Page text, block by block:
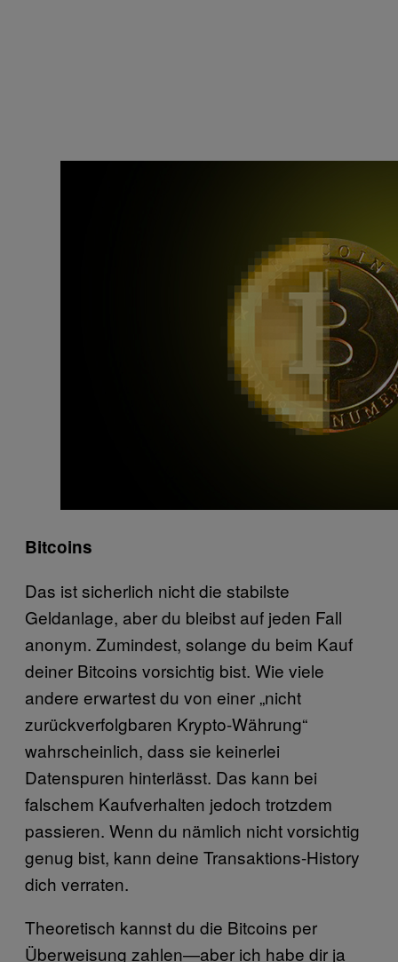
Bitcoins
Das ist sicherlich nicht die stabilste
Geldanlage, aber du bleibst auf jeden Fall
anonym. Zumindest, solange du beim Kauf
deiner Bitcoins vorsichtig bist. Wie viele
andere erwartest du von einer „nicht
zurückverfolgbaren Krypto-Währung“
wahrscheinlich, dass sie keinerlei
Datenspuren hinterlässt. Das kann bei
falschem Kaufverhalten jedoch trotzdem
passieren. Wenn du nämlich nicht vorsichtig
genug bist, kann deine Transaktions-History
dich verraten.
Theoretisch kannst du die Bitcoins per
Überweisung zahlen—aber ich habe dir ja